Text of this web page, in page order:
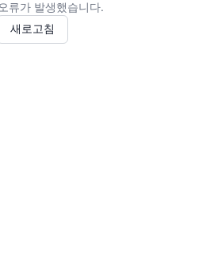
류가 발생했습니다.
새로고침